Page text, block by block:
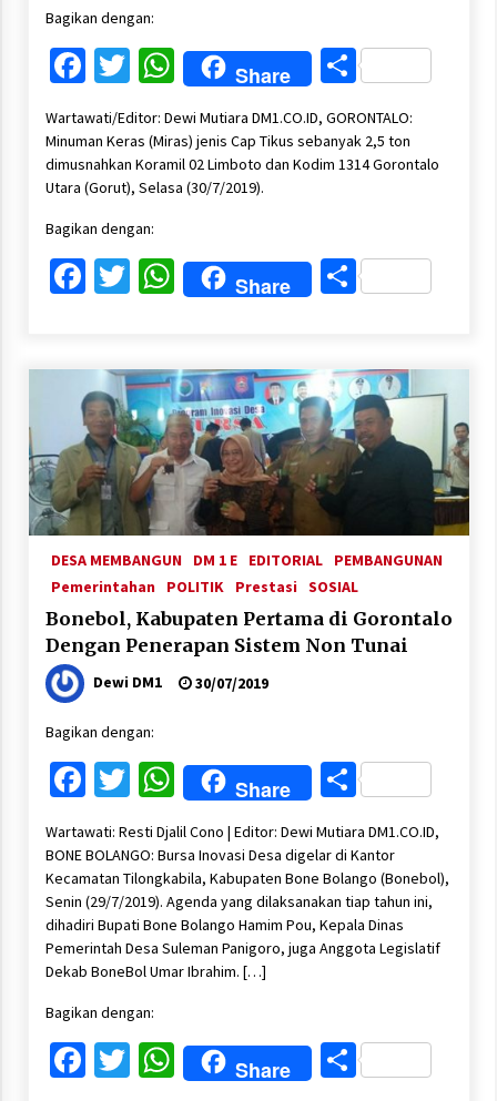
Bagikan dengan:
Facebook
Twitter
WhatsApp
Share Share
Wartawati/Editor: Dewi Mutiara DM1.CO.ID, GORONTALO:
Minuman Keras (Miras) jenis Cap Tikus sebanyak 2,5 ton
dimusnahkan Koramil 02 Limboto dan Kodim 1314 Gorontalo
Utara (Gorut), Selasa (30/7/2019).
Bagikan dengan:
Facebook
Twitter
WhatsApp
Share Share
DESA MEMBANGUN DM 1 E EDITORIAL
PEMBANGUNAN
Pemerintahan
POLITIK Prestasi SOSIAL
Bonebol, Kabupaten Pertama di Gorontalo
Dengan Penerapan Sistem Non Tunai
Dewi DM1 30/07/2019
Bagikan dengan:
Facebook
Twitter
WhatsApp
Share Share
Wartawati: Resti Djalil Cono | Editor: Dewi Mutiara DM1.CO.ID,
BONE BOLANGO: Bursa Inovasi Desa digelar di Kantor
Kecamatan Tilongkabila, Kabupaten Bone Bolango (Bonebol),
Senin (29/7/2019). Agenda yang dilaksanakan tiap tahun ini,
dihadiri Bupati Bone Bolango Hamim Pou, Kepala Dinas
Pemerintah Desa Suleman Panigoro, juga Anggota Legislatif
Dekab BoneBol Umar Ibrahim. […]
Bagikan dengan:
Facebook
Twitter
WhatsApp
Share Share